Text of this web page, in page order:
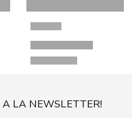
A LA NEWSLETTER!